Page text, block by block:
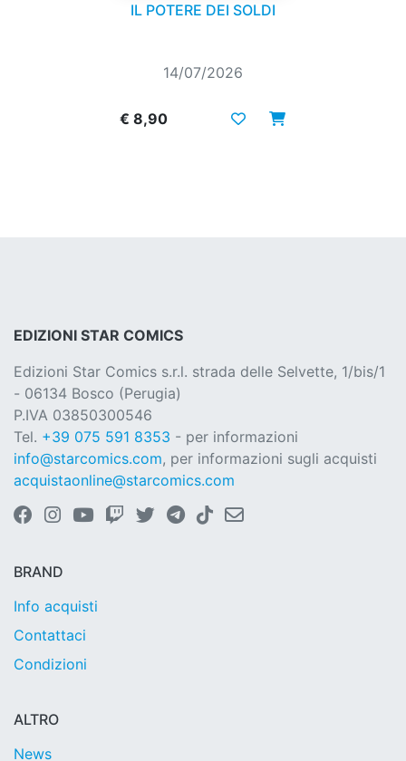
IL POTERE DEI SOLDI
14/07/2026
€ 8,90
EDIZIONI STAR COMICS
Edizioni Star Comics s.r.l. strada delle Selvette, 1/bis/1
- 06134 Bosco (Perugia)
P.IVA 03850300546
Tel. +39 075 591 8353 - per informazioni
info@starcomics.com, per informazioni sugli acquisti
acquistaonline@starcomics.com
BRAND
Info acquisti
Contattaci
Condizioni
ALTRO
News